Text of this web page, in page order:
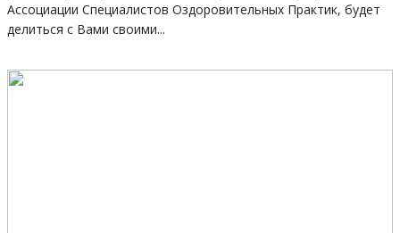
Ассоциации Специалистов Оздоровительных Практик, будет
делиться с Вами своими...